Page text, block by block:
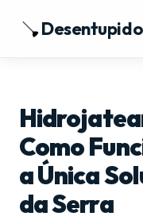
Como
a Única
da Serra